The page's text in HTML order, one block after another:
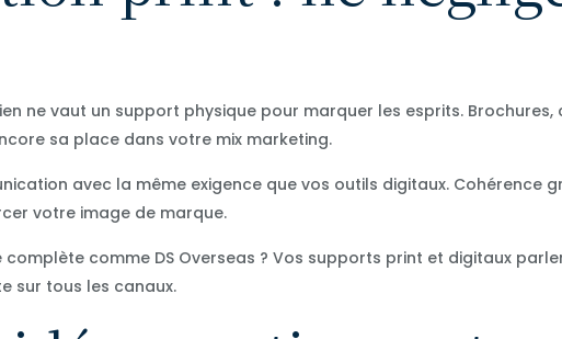
ne vaut un support physique pour marquer les esprits.
sa place dans votre mix marketing.
avec la même exigence que vos outils digitaux. Cohérence
votre image de marque.
comme DS Overseas ? Vos supports print et digitaux
sur tous les canaux.